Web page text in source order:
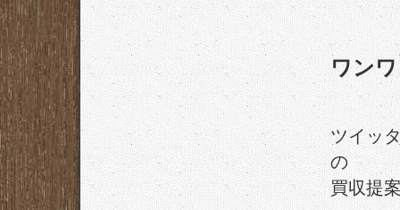
ワン
ツイッ
の
買収提